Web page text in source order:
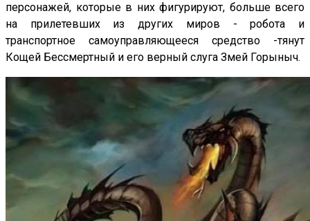
персонажей, которые в них фигурируют, больше всего
на прилетевших из других миров - робота и
транспортное самоуправляющееся средство -тянут
Кощей Бессмертный и его верный слуга Змей Горыныч.